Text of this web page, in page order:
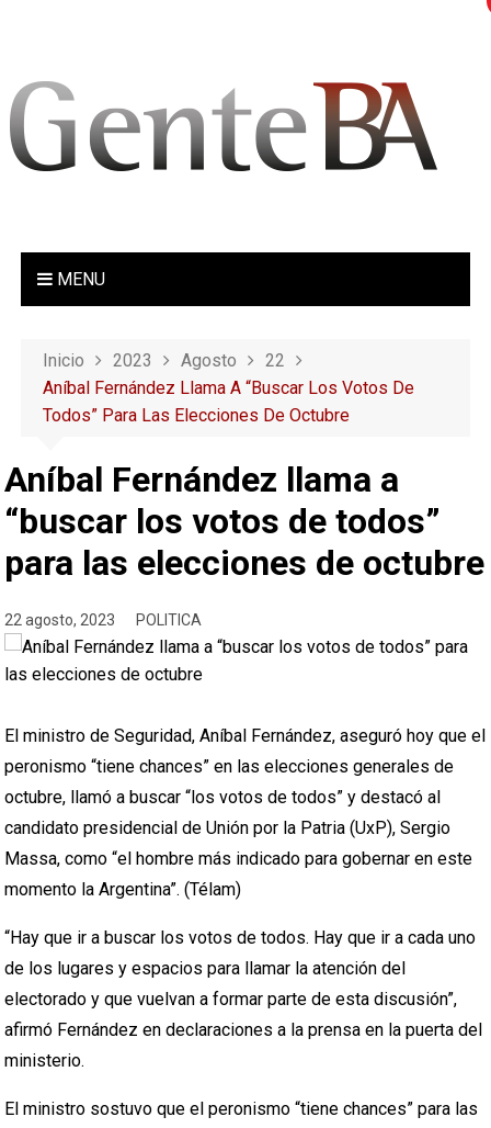
MENU
Inicio 2023 Agosto
22
Aníbal Fernández Llama A “buscar Los Votos De
Todos” Para Las Elecciones De Octubre
Aníbal Fernández llama a
“buscar los votos de todos”
para las elecciones de octubre
22 agosto, 2023 POLITICA
El ministro de Seguridad, Aníbal Fernández, aseguró hoy que el
peronismo “tiene chances” en las elecciones generales de
octubre, llamó a buscar “los votos de todos” y destacó al
candidato presidencial de Unión por la Patria (UxP), Sergio
Massa, como “el hombre más indicado para gobernar en este
momento la Argentina”. (Télam)
“Hay que ir a buscar los votos de todos. Hay que ir a cada uno
de los lugares y espacios para llamar la atención del
electorado y que vuelvan a formar parte de esta discusión”,
afirmó Fernández en declaraciones a la prensa en la puerta del
ministerio.
El ministro sostuvo que el peronismo “tiene chances” para las